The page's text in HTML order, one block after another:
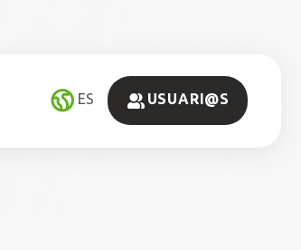
ES USUARI@S